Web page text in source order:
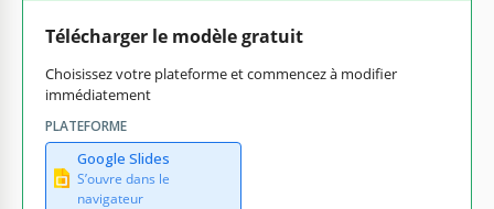
Télécharger le modèle gratuit
Choisissez votre plateforme et commencez à modifier
immédiatement
PLATEFORME
Google Slides
S’ouvre dans le
navigateur